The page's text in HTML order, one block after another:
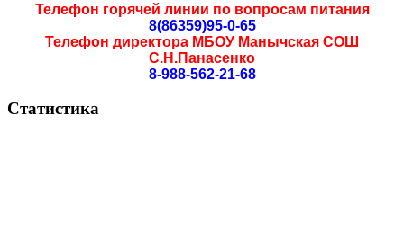
Телефон горячей линии по вопросам питания
8(86359)95-0-65
Телефон директора МБОУ Манычская СОШ
С.Н.Панасенко
8-988-562-21-68
Статистика